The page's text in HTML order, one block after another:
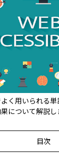
く用いられる
について解説し
目次